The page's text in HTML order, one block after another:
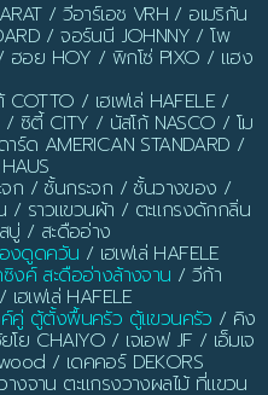
/ วีอาร์เอช VRH / อเมริกัน
/ จอร์นนี JOHNNY / โพ
ฮอย HOY / พิกโซ่ PIXO / แฮง
/ เฮเฟเล่ HAFELE /
ซิตี้ CITY / นัสโก้ NASCO / โม
ร์ด AMERICAN STANDARD /
ก / ชั้นกระจก / ชั้นวางของ /
/ ราวแขวนผ้า / ตะแกรงดักกลิ่น
/ สะดืออ่าง
องดูดควัน / เฮเฟเล่ HAFELE
งค์ สะดืออ่างล้างจาน / วีก้า
ฮเฟเล่ HAFELE
คู่ ตู้ตั้งพื้นครัว ตู้แขวนครัว / คิง
ย CHAIYO / เจเอฟ JF / เอ็มเจ
/ เดคคอร์ DEKORS
างจาน ตะแกรงวางผลไม้ ที่แขวน